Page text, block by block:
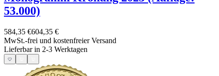
53.000)
584,35 €604,35 €
MwSt.-frei und kostenfreier Versand
Lieferbar in 2-3 Werktagen